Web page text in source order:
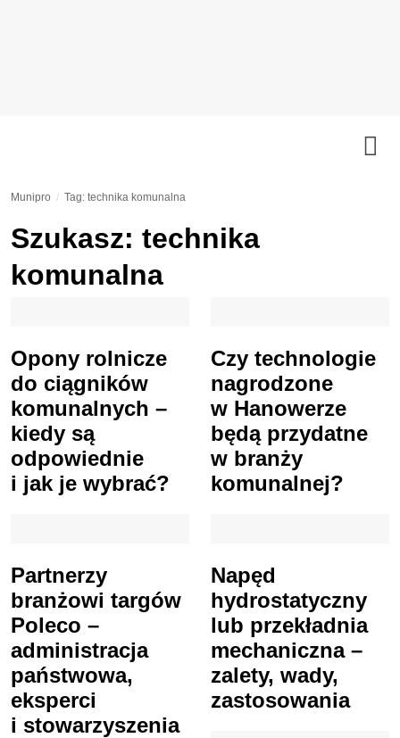
Munipro Tag: technika komunalna
Szukasz: technika
komunalna
Opony rolnicze
do ciągników
komunalnych –
kiedy są
odpowiednie
i jak je wybrać?
Czy technologie
nagrodzone
w Hanowerze
będą przydatne
w branży
komunalnej?
Partnerzy
branżowi targów
Poleco –
administracja
państwowa,
eksperci
i stowarzyszenia
Napęd
hydrostatyczny
lub przekładnia
mechaniczna –
zalety, wady,
zastosowania